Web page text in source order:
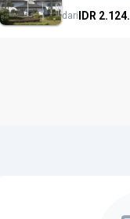
dariIDR 2.124.